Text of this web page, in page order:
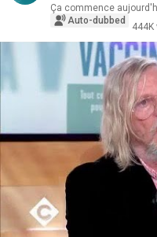
Ça commence
Auto-dubbed
444K